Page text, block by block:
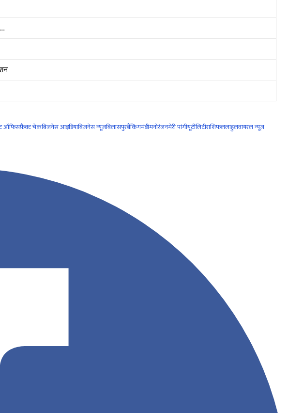
ऑफिसफ़ैक्ट चेकबिजनेस आइडियाबिज़नेस न्यूज़बिलासपुरबैंकिंगमंडीमनोरंजनमेरी पांगीयूटीलिटीराशिफललाहुलवायरल न्यूज़